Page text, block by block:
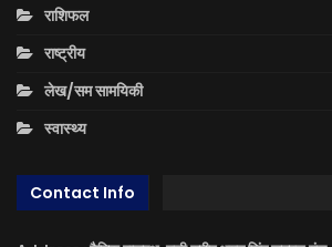
राशिफल
राष्ट्रीय
लेख/सम सामयिकी
स्वास्थ्य
Contact Info